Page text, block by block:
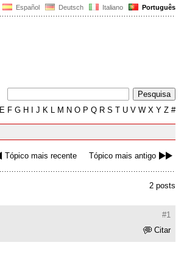
Español Deutsch Italiano Português
E F G H J K L M N O P Q R S T U V W X Y Z #
Tópico mais recente Tópico mais antigo
2 posts
#1
Citar